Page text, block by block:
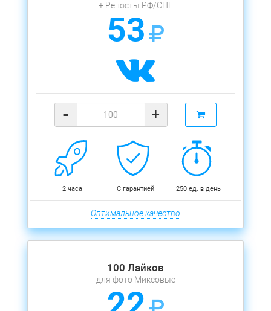
+ Репосты РФ/СНГ
53
- +
2 часа С гарантией 250 ед. в день
Оптимальное качество
100 Лайков
для фото Миксовые